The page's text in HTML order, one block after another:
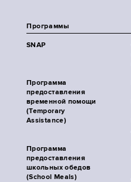
Программы
SNAP
Программа
предоставления
временной помощи
(Temporary
Assistance)
Программа
предоставления
школьных обедов
(School Meals)